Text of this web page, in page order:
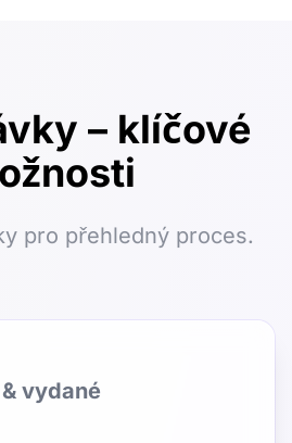
– klíčové
pro přehledný proces.
vydané